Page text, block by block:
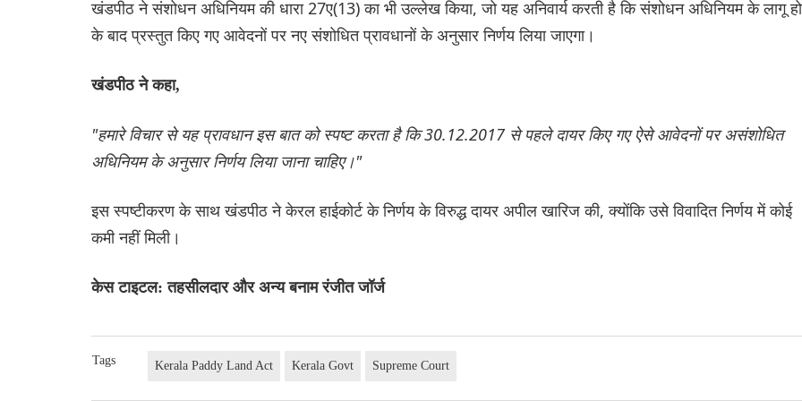
खंडपीठ ने संशोधन अधिनियम की धारा 27ए(13) का भी उल्लेख किया, जो यह अनिवार्य करती है कि संशोधन अधिनियम के लागू
के बाद प्रस्तुत किए गए आवेदनों पर नए संशोधित प्रावधानों के अनुसार निर्णय लिया जाएगा।
खंडपीठ ने कहा,
"हमारे विचार से यह प्रावधान इस बात को स्पष्ट करता है कि 30.12.2017 से पहले दायर किए गए ऐसे आवेदनों पर असंशोधित
अधिनियम के अनुसार निर्णय लिया जाना चाहिए।"
इस स्पष्टीकरण के साथ खंडपीठ ने केरल हाईकोर्ट के निर्णय के विरुद्ध दायर अपील खारिज की, क्योंकि उसे विवादित निर्णय में कोई
कमी नहीं मिली।
केस टाइटल: तहसीलदार और अन्य बनाम रंजीत जॉर्ज
Tags Kerala Paddy Land Act Kerala Govt Supreme Court